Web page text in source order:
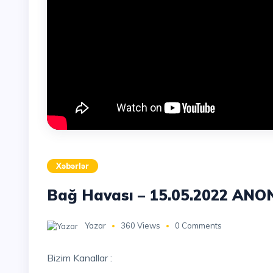
Xəbərlər
Bağ Havası – 15.05.2022
Yazar 360 Views 0 Comments
Bizim Kanallar :